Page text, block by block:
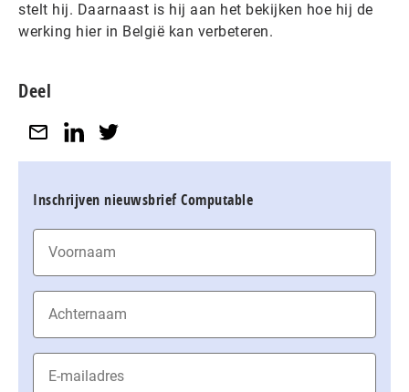
stelt hij. Daarnaast is hij aan het bekijken hoe hij de
werking hier in België kan verbeteren.
Deel
Inschrijven nieuwsbrief Computable